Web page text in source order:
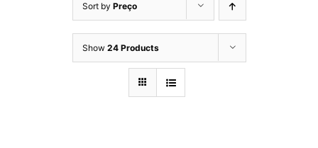
Sort by Preço
Show 24 Products